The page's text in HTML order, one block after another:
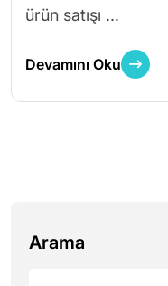
ürün satışı ...
Devamını Oku
Arama